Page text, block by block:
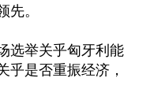
先。
选举关乎匈牙利能
乎是否重振经济，